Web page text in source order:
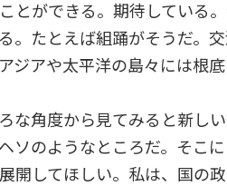
とができる。期待している
。たとえば組踊がそうだ。
ジアや太平洋の島々には根
な角度から見てみると新し
ソのようなところだ。そこ
開してほしい。私は、国の